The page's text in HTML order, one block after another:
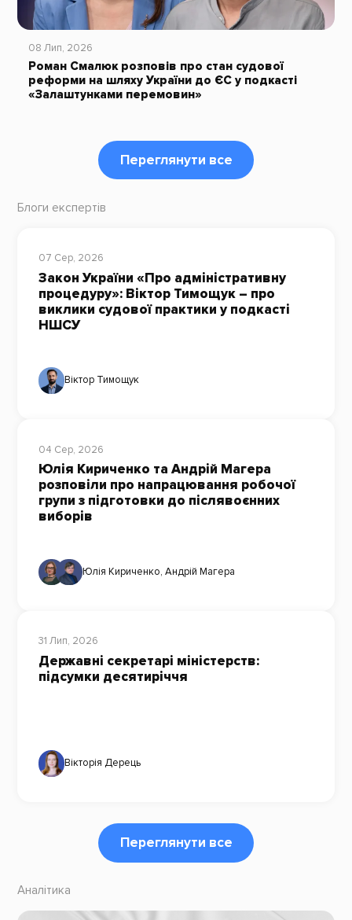
08 Лип, 2026
Роман Смалюк розповів про стан судової
реформи на шляху України до ЄС у подкасті
«Залаштунками перемовин»
Переглянути все
Блоги експертів
07 Сер, 2026
Закон України «Про адміністративну
процедуру»: Віктор Тимощук – про
виклики судової практики у подкасті
НШСУ
Віктор Тимощук
04 Сер, 2026
Юлія Кириченко та Андрій Магера
розповіли про напрацювання робочої
групи з підготовки до післявоєнних
виборів
Юлія Кириченко, Андрій Магера
31 Лип, 2026
Державні секретарі міністерств:
підсумки десятиріччя
Вікторія Дерець
Переглянути все
Аналітика